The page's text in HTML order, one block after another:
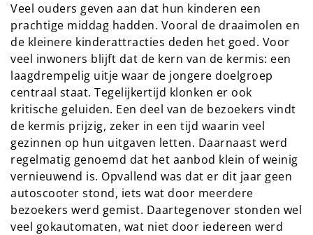
Veel ouders geven aan dat hun kinderen een
prachtige middag hadden. Vooral de draaimolen en
de kleinere kinderattracties deden het goed. Voor
veel inwoners blijft dat de kern van de kermis: een
laagdrempelig uitje waar de jongere doelgroep
centraal staat. Tegelijkertijd klonken er ook
kritische geluiden. Een deel van de bezoekers vindt
de kermis prijzig, zeker in een tijd waarin veel
gezinnen op hun uitgaven letten. Daarnaast werd
regelmatig genoemd dat het aanbod klein of weinig
vernieuwend is. Opvallend was dat er dit jaar geen
autoscooter stond, iets wat door meerdere
bezoekers werd gemist. Daartegenover stonden wel
veel gokautomaten, wat niet door iedereen werd